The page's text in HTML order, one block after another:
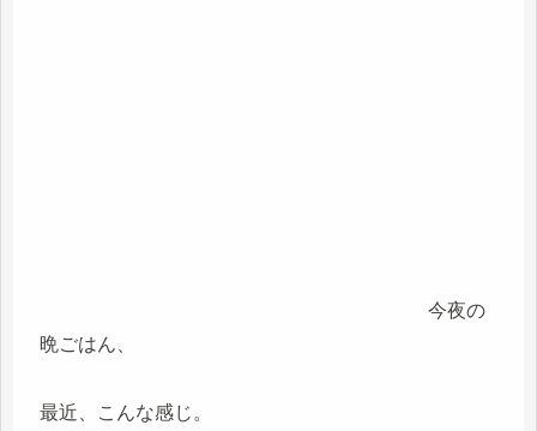
今夜の
晩ごはん、
最近、こんな感じ。